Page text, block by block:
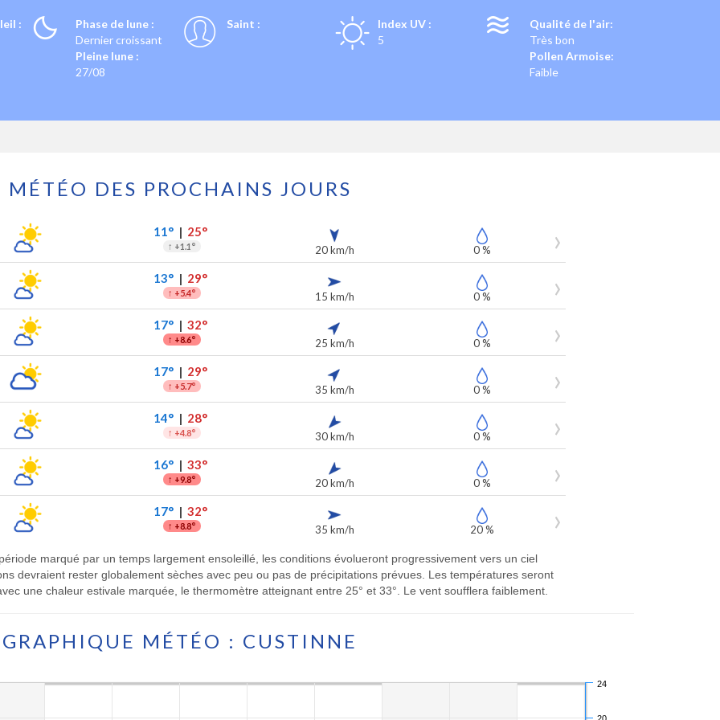
:
Phase de lune :
Dernier croissant
Pleine lune :
27/08
Saint :
Index UV :
5
Qualité de l'air:
Très bon
Pollen Armoise:
Faible
MÉTÉO DES PROCHAINS JOURS
jours 11°| 25°
↑ +1.1° 20 km/h 0 %
13°| 29°
↑ +5.4° 15 km/h 0 %
17°| 32°
↑ +8.6° 25 km/h 0 %
17°| 29°
↑ +5.7° 35 km/h 0 %
14°| 28°
↑ +4.8° 30 km/h 0 %
16°| 33°
↑ +9.8° 20 km/h 0 %
17°| 32°
↑ +8.8° 35 km/h 20 %
marqué par un temps largement ensoleillé, les conditions évolueront progressivement vers un ciel
devraient rester globalement sèches avec peu ou pas de précipitations prévues. Les températures seront
une chaleur estivale marquée, le thermomètre atteignant entre 25° et 33°. Le vent soufflera faiblement.
GRAPHIQUE MÉTÉO : CUSTINNE
24